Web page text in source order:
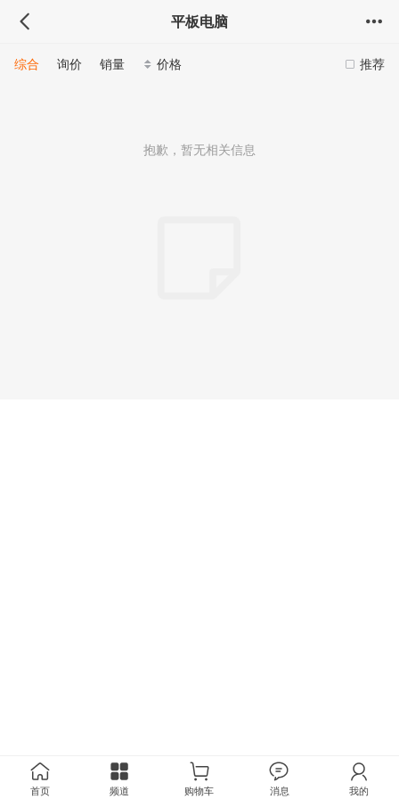
平板电脑
推荐
综合 询价 销量 价格
抱歉，暂无相关信息
首页 频道 购物车 消息 我的